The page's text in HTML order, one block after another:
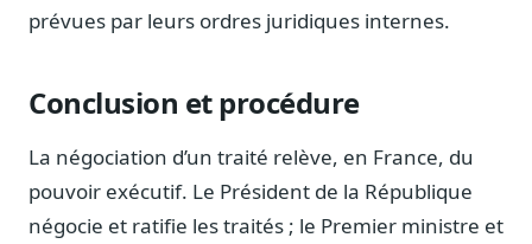
Cabinets, DRI, consultants en lobbying
Affaires réglementaires
prévues par leurs ordres juridiques internes.
Conclusion et procédure
La négociation d’un traité relève, en France, du
pouvoir exécutif. Le Président de la République
négocie et ratifie les traités ; le Premier ministre et